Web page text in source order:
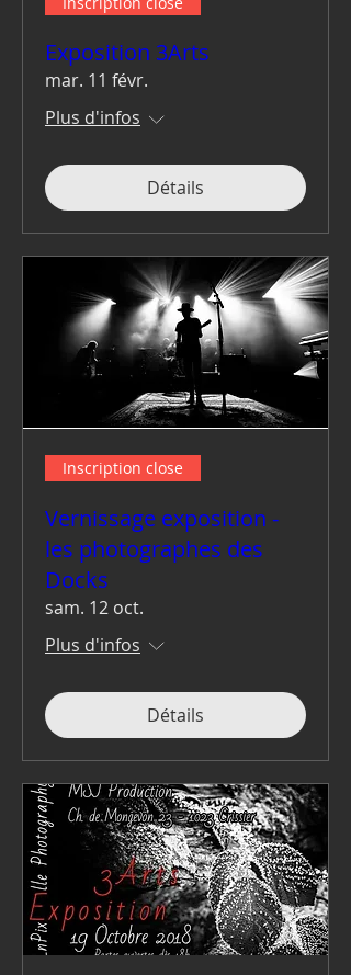
Exposition 3Arts
mar. 11 févr.
Plus d'infos
Détails
Inscription close
Vernissage exposition -
les photographes des
Docks
sam. 12 oct.
Plus d'infos
Détails